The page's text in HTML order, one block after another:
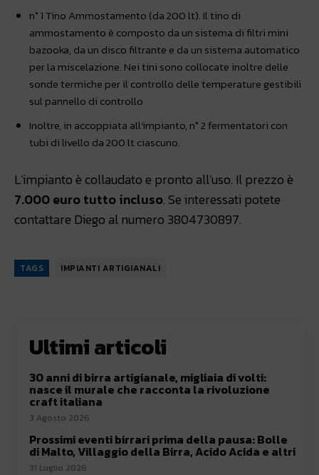
n° 1 Tino Ammostamento (da 200 lt). Il tino di
ammostamento è composto da un sistema di filtri mini
bazooka, da un disco filtrante e da un sistema automatico
per la miscelazione. Nei tini sono collocate inoltre delle
sonde termiche per il controllo delle temperature gestibili
sul pannello di controllo
Inoltre, in accoppiata all’impianto, n° 2 fermentatori con
tubi di livello da 200 lt ciascuno.
L’impianto è collaudato e pronto all’uso. Il prezzo è
7.000 euro tutto incluso. Se interessati potete
contattare Diego al numero 3804730897.
TAGS IMPIANTI ARTIGIANALI
Ultimi articoli
30 anni di birra artigianale, migliaia di volti:
nasce il murale che racconta la rivoluzione
craft italiana
3 Agosto 2026
Prossimi eventi birrari prima della pausa: Bolle
di Malto, Villaggio della Birra, Acido Acida e altri
31 Luglio 2026